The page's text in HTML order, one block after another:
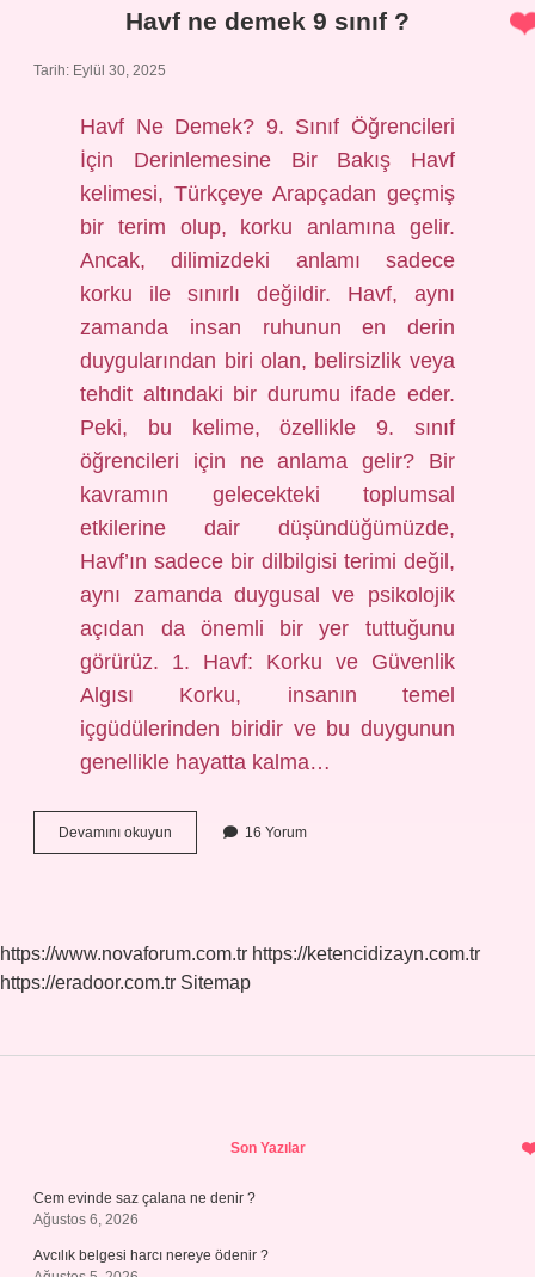
Havf ne demek 9 sınıf ?
Tarih: Eylül 30, 2025
Havf Ne Demek? 9. Sınıf Öğrencileri
İçin Derinlemesine Bir Bakış Havf
kelimesi, Türkçeye Arapçadan geçmiş
bir terim olup, korku anlamına gelir.
Ancak, dilimizdeki anlamı sadece
korku ile sınırlı değildir. Havf, aynı
zamanda insan ruhunun en derin
duygularından biri olan, belirsizlik veya
tehdit altındaki bir durumu ifade eder.
Peki, bu kelime, özellikle 9. sınıf
öğrencileri için ne anlama gelir? Bir
kavramın gelecekteki toplumsal
etkilerine dair düşündüğümüzde,
Havf’ın sadece bir dilbilgisi terimi değil,
aynı zamanda duygusal ve psikolojik
açıdan da önemli bir yer tuttuğunu
görürüz. 1. Havf: Korku ve Güvenlik
Algısı Korku, insanın temel
içgüdülerinden biridir ve bu duygunun
genellikle hayatta kalma…
Devamını okuyun
ne
16 Yorum
https://www.novaforum.com.tr https://ketencidizayn.com.tr
https://eradoor.com.tr Sitemap
Son Yazılar
Cem evinde saz çalana ne denir ?
Ağustos 6, 2026
Avcılık belgesi harcı nereye ödenir ?